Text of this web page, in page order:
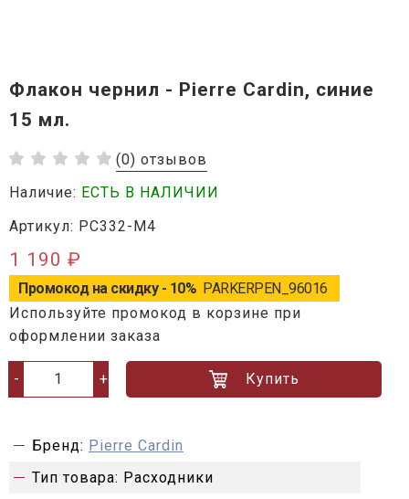
Флакон чернил - Pierre Cardin, синие
15 мл.
(0) отзывов
Наличие: ЕСТЬ В НАЛИЧИИ
Артикул: PC332-M4
1 190 ₽
Промокод на скидку - 10% PARKERPEN_96016
Используйте промокод в корзине при
оформлении заказа
- + Купить
Бренд: Pierre Cardin
Тип товара: Расходники